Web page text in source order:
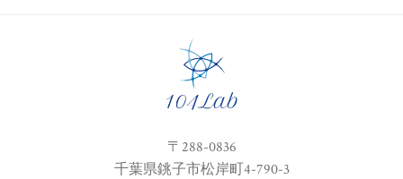
〒288-0836
千葉県銚子市松岸町4-790-3